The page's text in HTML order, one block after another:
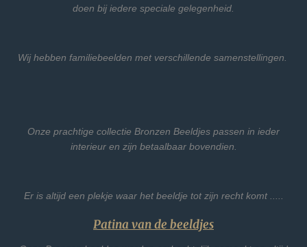
doen bij iedere speciale gelegenheid.
Wij hebben familiebeelden met verschillende samenstellingen.
Onze prachtige collectie Bronzen Beeldjes passen in ieder
interieur en zijn betaalbaar bovendien.
Er is altijd een plekje waar het beeldje tot zijn recht komt .....
Patina van de beeldjes